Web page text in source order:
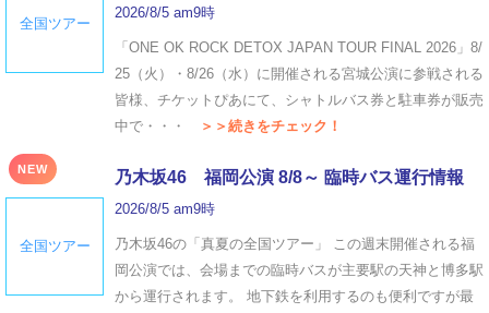
全国ツアー
2026/8/5 am9時
「ONE OK ROCK DETOX JAPAN TOUR FINAL 2026」8/
25（火）・8/26（水）に開催される宮城公演に参戦される
皆様、チケットぴあにて、シャトルバス券と駐車券が販売
中で・・・
＞＞続きをチェック！
NEW
全国ツアー
乃木坂46 福岡公演 8/8～ 臨時バス運行情報
2026/8/5 am9時
乃木坂46の「真夏の全国ツアー」 この週末開催される福
岡公演では、会場までの臨時バスが主要駅の天神と博多駅
から運行されます。 地下鉄を利用するのも便利ですが最